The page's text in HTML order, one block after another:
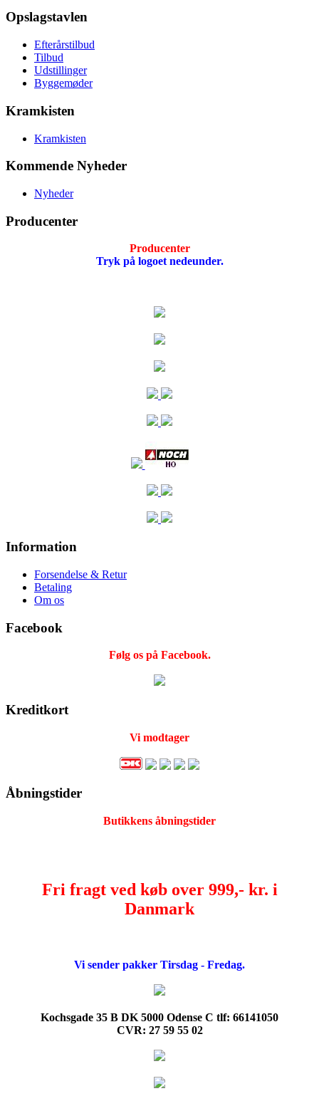
Opslagstavlen
Efterårstilbud
Tilbud
Udstillinger
Byggemøder
Kramkisten
Kramkisten
Kommende Nyheder
Nyheder
Producenter
Producenter
Tryk på logoet nedeunder.
Information
Forsendelse & Retur
Betaling
Om os
Facebook
Følg os på Facebook.
Kreditkort
Vi modtager
Åbningstider
Butikkens åbningstider
Fri fragt ved køb over 999,- kr. i
Danmark
Vi sender pakker Tirsdag - Fredag.
Kochsgade 35 B DK 5000 Odense C tlf: 66141050
CVR: 27 59 55 02